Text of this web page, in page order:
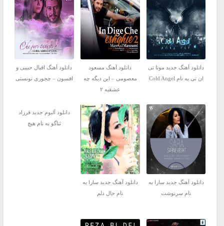
دانلود آهنگ جدید مونا تی
ان تی به نام Cold Angel
دانلود آهنگ مسعود
معصومی – این دیگه چه
عشقیه ۲
دانلود آهنگ اقبال حبیبی و
افسون – چجوری تونستی
دانلود آهنگ جدید سارا به
نام سرنوشت
دانلود آهنگ جدید سارا به
نام حال دلم
دانلود آلبوم جدید فرزاد
ثناگو به نام هیچ